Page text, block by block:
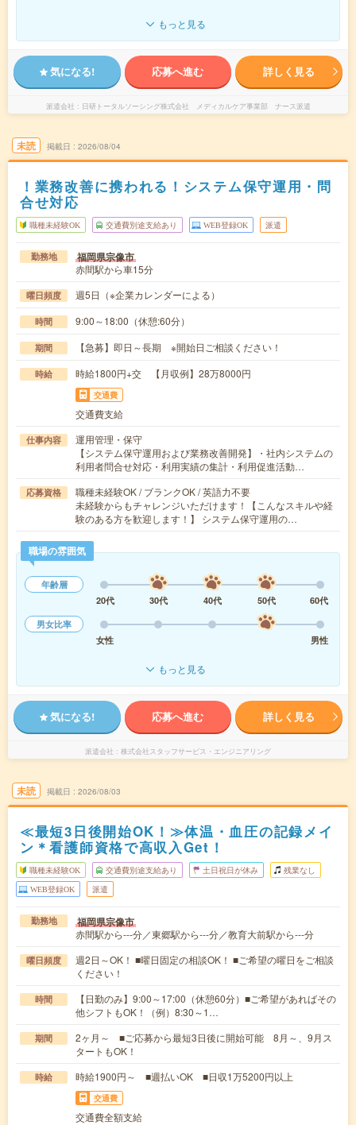
もっと見る
気になる! 応募へ進む 詳しく見る
派遣会社 日研トータルソーシング株式会社 メディカルケア事業部 ナース派遣
未読 掲載日 2026/08/04
！業務改善に携われる！システム保守運用・問
合せ対応
職種未経験OK 交通費別途支給あり WEB登録OK 派遣
勤務地 福岡県宗像市
赤間駅から車15分
曜日頻度 週5日（※企業カレンダーによる）
時間 9:00～18:00（休憩:60分）
期間 【急募】即日～長期 ※開始日ご相談ください！
時給 時給1800円+交 【月収例】28万8000円
交通費
交通費支給
仕事内容
運用管理・保守
【システム保守運用および業務改善開発】・社内システムの
利用者問合せ対応・利用実績の集計・利用促進活動…
応募資格
職種未経験OK / ブランクOK / 英語力不要
未経験からもチャレンジいただけます！【こんなスキルや経
験のある方を歓迎します！】 システム保守運用の…
職場の雰囲気
年齢層
20代
30代 40代 50代
60代
男女比率
女性
男性
もっと見る
気になる! 応募へ進む 詳しく見る
派遣会社 株式会社スタッフサービス・エンジニアリング
未読 掲載日 2026/08/03
≪最短3日後開始OK！≫体温・血圧の記録メイ
ン＊看護師資格で高収入Get！
職種未経験OK 交通費別途支給あり 土日祝日が休み 残業なし
WEB登録OK 派遣
勤務地 福岡県宗像市
赤間駅から---分／東郷駅から---分／教育大前駅から---分
曜日頻度
週2日～OK！ ■曜日固定の相談OK！ ■ご希望の曜日をご相談
ください！
時間
【日勤のみ】9:00～17:00（休憩60分）■ご希望があればその
他シフトもOK！（例）8:30～1…
期間
2ヶ月～ ■ご応募から最短3日後に開始可能 8月～、9月ス
タートもOK！
時給 時給1900円～ ■週払いOK ■日収1万5200円以上
交通費
交通費全額支給